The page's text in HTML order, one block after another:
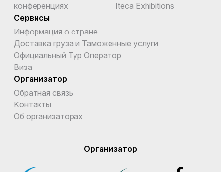
конференциях Iteca Exhibitions
Сервисы
Информация о стране
Доставка груза и Таможенные услуги
Официальный Тур Оператор
Виза
Организатор
Обратная связь
Kонтакты
Об организаторах
Организатор